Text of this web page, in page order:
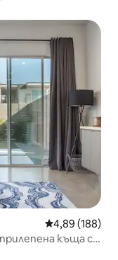
Средна
4,89 (188)
къща с